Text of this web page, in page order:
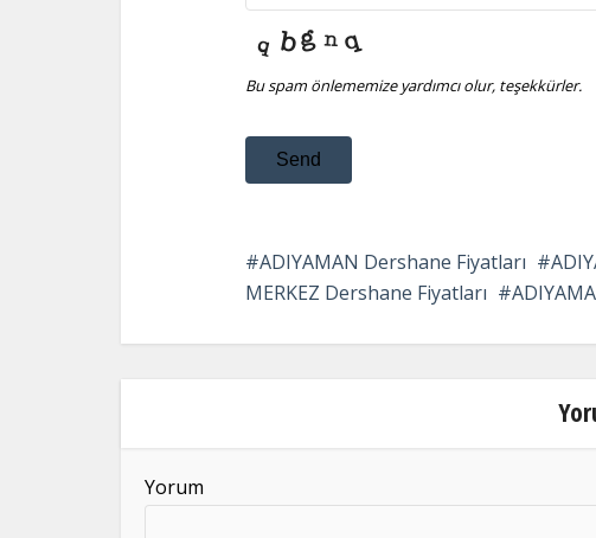
Bu spam önlememize yardımcı olur, teşekkürler.
Send
field
should
left
ADIYAMAN Dershane Fiyatları
MERKEZ Dershane Fiyatları
Yorum